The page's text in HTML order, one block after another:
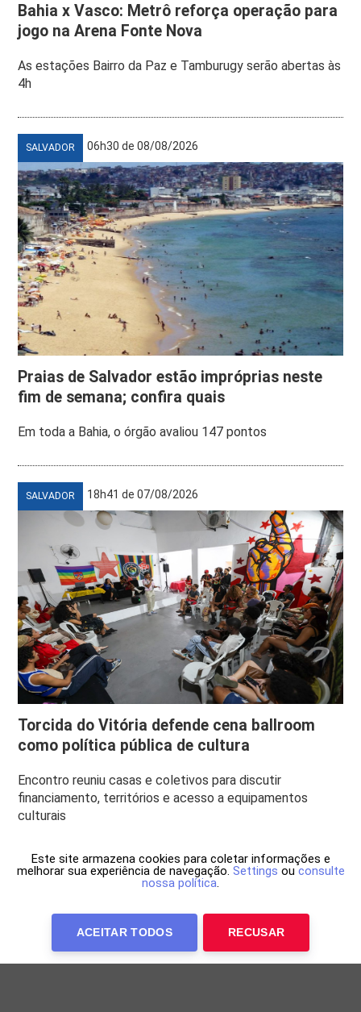
Bahia x Vasco: Metrô reforça operação para
jogo na Arena Fonte Nova
As estações Bairro da Paz e Tamburugy serão abertas às
4h
SALVADOR 06h30 de 08/08/2026
Praias de Salvador estão impróprias neste
fim de semana; confira quais
Em toda a Bahia, o órgão avaliou 147 pontos
SALVADOR 18h41 de 07/08/2026
Torcida do Vitória defende cena ballroom
como política pública de cultura
Encontro reuniu casas e coletivos para discutir
financiamento, territórios e acesso a equipamentos
culturais
Este site armazena cookies para coletar informações e
melhorar sua experiência de navegação. Settings ou consulte
nossa política.
ACEITAR TODOS RECUSAR